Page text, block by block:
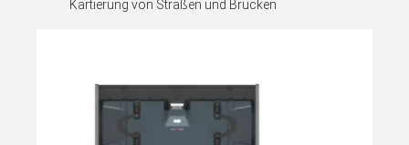
Kartierung von Straßen und Brücken